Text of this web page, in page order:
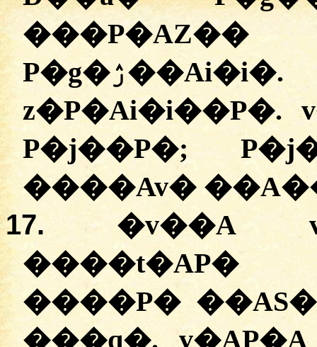
���P�AZ��
P�g�ۯ��Ai�i�. v�AP�A z�Ai�i�
z�P�Ai�i��P�.
P�j��P�;
17. �v��A
����P�
���q�.